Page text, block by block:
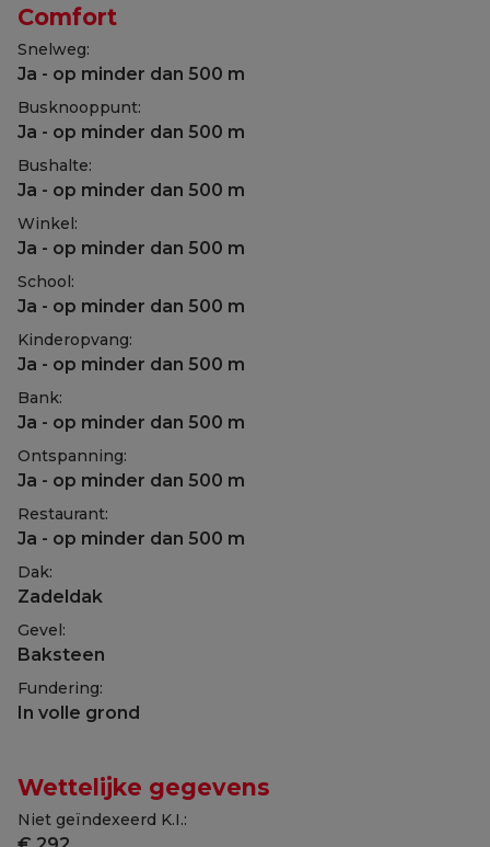
Comfort
Snelweg:
Ja - op minder dan 500 m
Busknooppunt:
Ja - op minder dan 500 m
Bushalte:
Ja - op minder dan 500 m
Winkel:
Ja - op minder dan 500 m
School:
Ja - op minder dan 500 m
Kinderopvang:
Ja - op minder dan 500 m
Bank:
Ja - op minder dan 500 m
Ontspanning:
Ja - op minder dan 500 m
Restaurant:
Ja - op minder dan 500 m
Dak:
Zadeldak
Gevel:
Baksteen
Fundering:
In volle grond
Wettelijke gegevens
Niet geïndexeerd K.I.: